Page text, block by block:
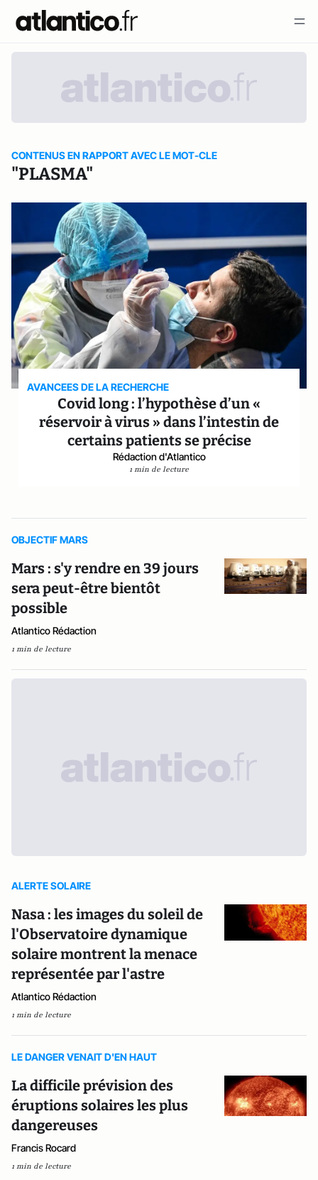
CONTENUS EN RAPPORT AVEC LE MOT-CLE
"PLASMA"
AVANCEES DE LA RECHERCHE
Covid long : l’hypothèse d’un «
réservoir à virus » dans l’intestin de
certains patients se précise
Rédaction d'Atlantico
1 min de lecture
OBJECTIF MARS
Mars : s'y rendre en 39 jours
sera peut-être bientôt
possible
Atlantico Rédaction
1 min de lecture
ALERTE SOLAIRE
Nasa : les images du soleil de
l'Observatoire dynamique
solaire montrent la menace
représentée par l'astre
Atlantico Rédaction
1 min de lecture
LE DANGER VENAIT D'EN HAUT
La difficile prévision des
éruptions solaires les plus
dangereuses
Francis Rocard
1 min de lecture